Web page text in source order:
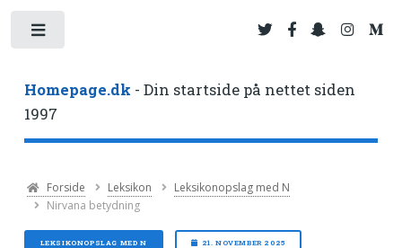
Homepage.dk - Din startside på nettet siden
1997
Forside Leksikon
Leksikonopslag med N
Nirvana betydning
LEKSIKONOPSLAG MED N 21. NOVEMBER 2025